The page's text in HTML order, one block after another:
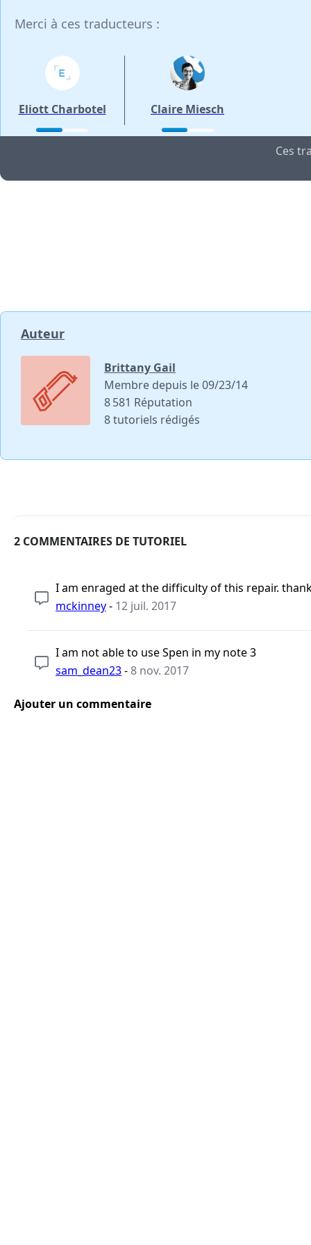
Merci à ces traducteurs :
Eliott Charbotel Claire Miesch
Ces
Auteur
Brittany Gail
Membre depuis le 09/23/14
8 581 Réputation
8 tutoriels rédigés
2 COMMENTAIRES DE TUTORIEL
I am enraged at the difficulty of this repair.
mckinney- 12 juil. 2017
I am not able to use Spen in my note 3
sam_dean23-8 nov. 2017
Ajouter un commentaire